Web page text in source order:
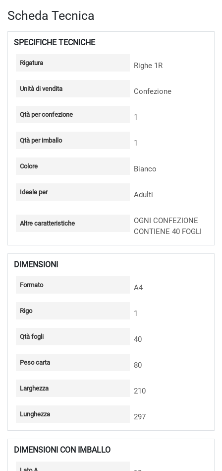
Scheda Tecnica
SPECIFICHE TECNICHE
Rigatura Righe 1R
Unità di vendita Confezione
Qtà per confezione 1
Qtà per imballo 1
Colore Bianco
Ideale per Adulti
Altre caratteristiche
OGNI CONFEZIONE
CONTIENE 40 FOGLI
DIMENSIONI
Formato A4
Rigo 1
Qtà fogli 40
Peso carta 80
Larghezza 210
Lunghezza 297
DIMENSIONI CON IMBALLO